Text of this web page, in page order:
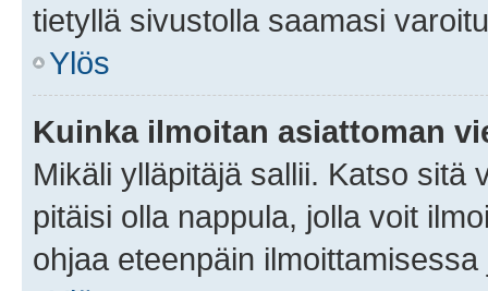
tietyllä sivustolla saamasi
Ylös
Kuinka ilmoitan asiattoman
Mikäli ylläpitäjä sallii. Katso sitä
pitäisi olla nappula, jolla voit
ohjaa eteenpäin